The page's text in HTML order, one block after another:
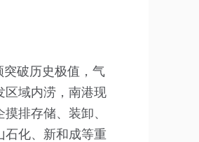
突破历史极值，气
区域内涝，南港现
排存储、装卸、
石化、新和成等重